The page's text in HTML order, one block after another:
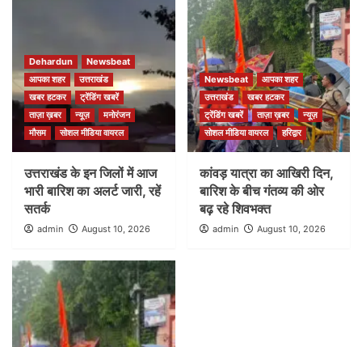
Dehardun
Newsbeat
आपका शहर
उत्तराखंड
खबर हटकर
ट्रेंडिंग खबरें
ताज़ा ख़बर
न्यूज़
मनोरंजन
मौसम
सोशल मीडिया वायरल
उत्तराखंड के इन जिलों में आज
भारी बारिश का अलर्ट जारी, रहें
सतर्क
admin August 10, 2026
Newsbeat
आपका शहर
उत्तराखंड
खबर हटकर
ट्रेंडिंग खबरें
ताज़ा ख़बर
न्यूज़
सोशल मीडिया वायरल
हरिद्वार
कांवड़ यात्रा का आखिरी दिन,
बारिश के बीच गंतव्य की ओर
बढ़ रहे शिवभक्त
admin August 10, 2026